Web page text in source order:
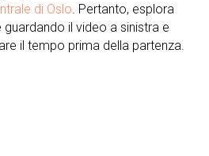
di Oslo. Pertanto, esplora
il video a sinistra e
il tempo prima della partenza.